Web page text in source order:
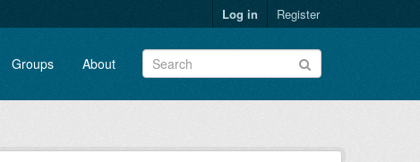
Log in Register
Groups About